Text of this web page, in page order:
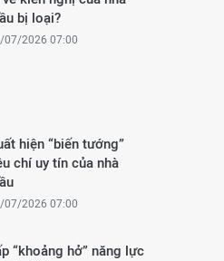
bị loại?
07/2026 07:00
hiện “biến tướng”
chí uy tín của nhà
07/2026 07:00
“khoảng hở” năng lực